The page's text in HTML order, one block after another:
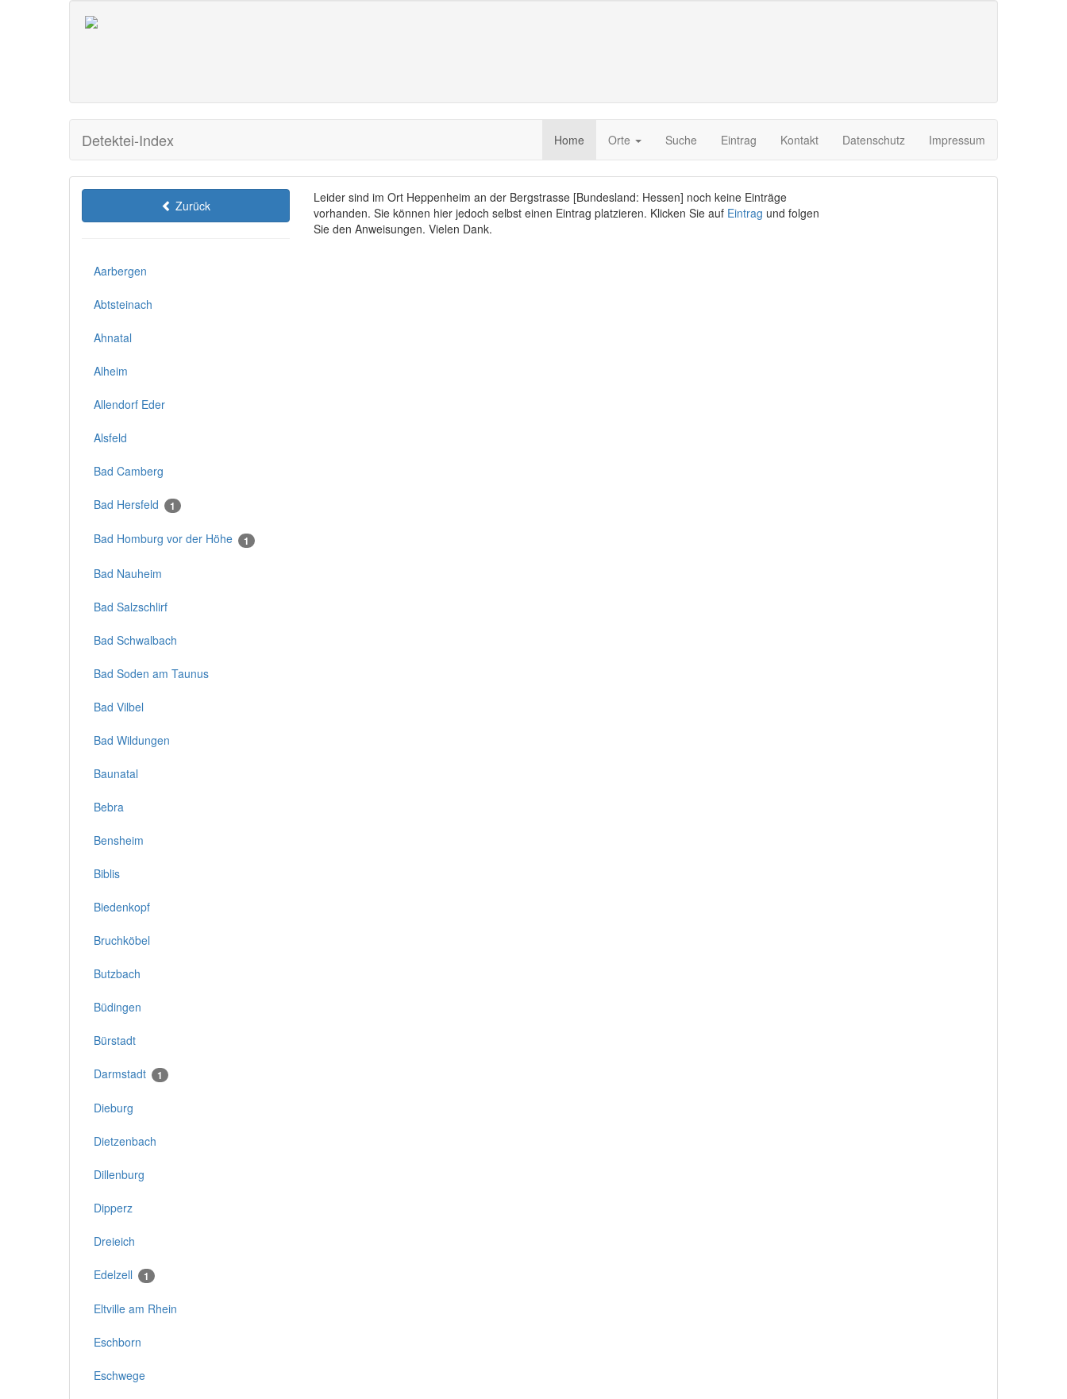
Detektei-Index Home Orte Suche Eintrag Kontakt Datenschutz Impressum
Zurück
Aarbergen
Abtsteinach
Ahnatal
Alheim
Allendorf Eder
Alsfeld
Bad Camberg
Bad Hersfeld 1
Bad Homburg vor der Höhe 1
Bad Nauheim
Bad Salzschlirf
Bad Schwalbach
Bad Soden am Taunus
Bad Vilbel
Bad Wildungen
Baunatal
Bebra
Bensheim
Biblis
Biedenkopf
Bruchköbel
Butzbach
Büdingen
Bürstadt
Darmstadt 1
Dieburg
Dietzenbach
Dillenburg
Dipperz
Dreieich
Edelzell 1
Eltville am Rhein
Eschborn
Eschwege
Leider sind im Ort Heppenheim an der Bergstrasse [Bundesland: Hessen] noch keine Einträge
vorhanden. Sie können hier jedoch selbst einen Eintrag platzieren. Klicken Sie auf Eintrag und folgen
Sie den Anweisungen. Vielen Dank.